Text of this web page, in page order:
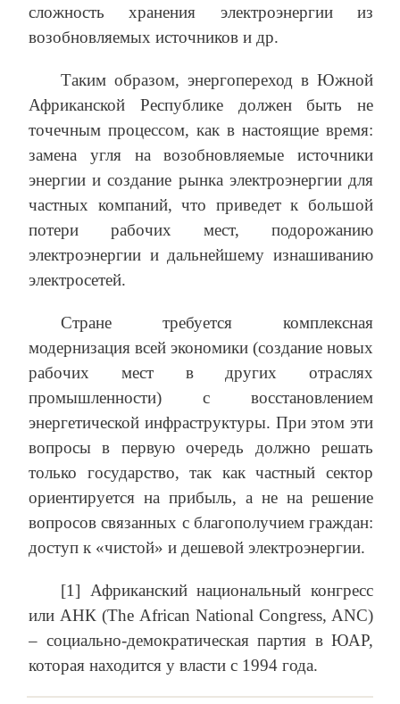
сложность хранения электроэнергии из
возобновляемых источников и др.
Таким образом, энергопереход в Южной
Африканской Республике должен быть не
точечным процессом, как в настоящие время:
замена угля на возобновляемые источники
энергии и создание рынка электроэнергии для
частных компаний, что приведет к большой
потери рабочих мест, подорожанию
электроэнергии и дальнейшему изнашиванию
электросетей.
Стране требуется комплексная
модернизация всей экономики (создание новых
рабочих мест в других отраслях
промышленности) с восстановлением
энергетической инфраструктуры. При этом эти
вопросы в первую очередь должно решать
только государство, так как частный сектор
ориентируется на прибыль, а не на решение
вопросов связанных с благополучием граждан:
доступ к «чистой» и дешевой электроэнергии.
[1] Африканский национальный конгресс
или АНК (The African National Congress, ANC)
– социально-демократическая партия в ЮАР,
которая находится у власти с 1994 года.